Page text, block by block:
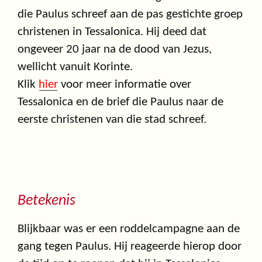
die Paulus schreef aan de pas gestichte groep
christenen in Tessalonica. Hij deed dat
ongeveer 20 jaar na de dood van Jezus,
wellicht vanuit Korinte.
Klik hier voor meer informatie over
Tessalonica en de brief die Paulus naar de
eerste christenen van die stad schreef.
Betekenis
Blijkbaar was er een roddelcampagne aan de
gang tegen Paulus. Hij reageerde hierop door